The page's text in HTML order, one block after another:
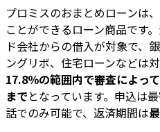
プロミスのおまとめローンは
ことができるローン商品です
ド会社からの借入が対象で、
ングリボ、住宅ローンなどは
17.8％の範囲内で審査によっ
までとなっています。申込は
話でのみ可能で、返済期間は